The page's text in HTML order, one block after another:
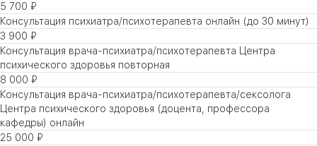
5 700 ₽
Консультация психиатра/психотерапевта онлайн (до 30 минут)
3 900 ₽
Консультация врача-психиатра/психотерапевта Центра
психического здоровья повторная
8 000 ₽
Консультация врача-психиатра/психотерапевта/сексолога
Центра психического здоровья (доцента, профессора
кафедры) онлайн
25 000 ₽